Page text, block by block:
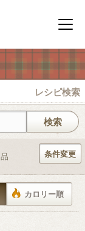
メニ
レシピ検索
品 条件変更
カロリー順